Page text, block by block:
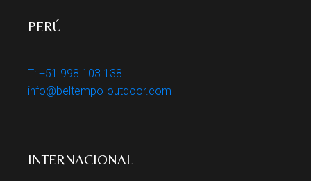
PERÚ
T: +51 998 103 138
info@beltempo-outdoor.com
INTERNACIONAL